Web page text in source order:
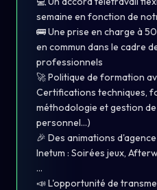
semaine en fonction de
🚌 Une prise en charge à
en commun dans le cadre
professionnels
🚀 Politique de formation
Certifications techniques,
méthodologie et gestion
personnel…)
🎉 Des animations
Inetum : Soirées jeux,
…
📣 L'opportunité de